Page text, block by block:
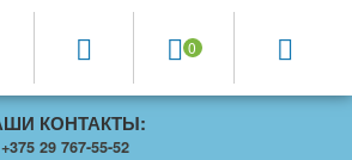
0
КОНТАКТЫ:
+375 29 767-55-52